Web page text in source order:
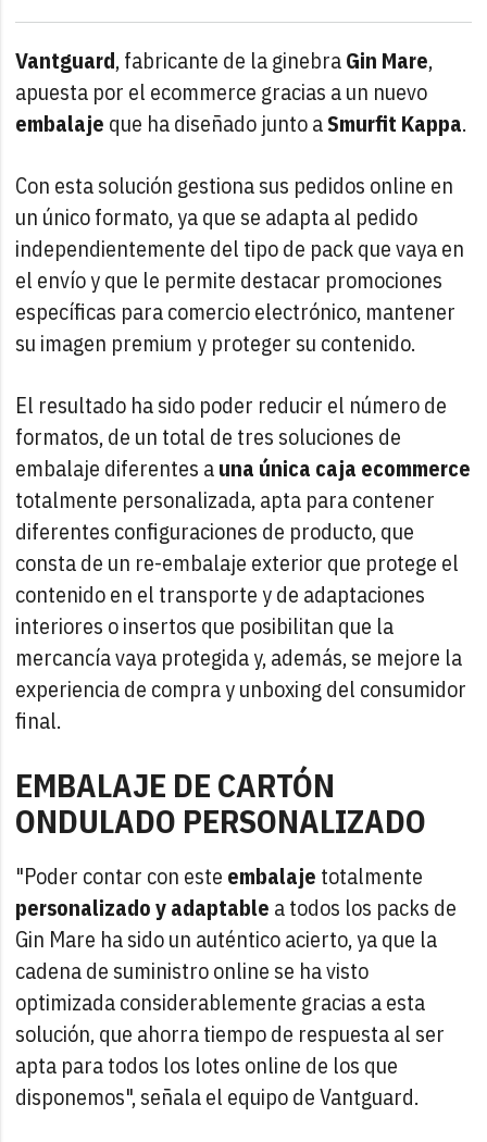
Vantguard, fabricante de la ginebraGin Mare,
apuesta por el ecommerce gracias a un nuevo
embalaje que ha diseñado junto aSmurfit Kappa.
Con esta solución gestiona sus pedidos online en
un único formato, ya que se adapta al pedido
independientemente del tipo de pack que vaya en
el envío y que le permite destacar promociones
específicas para comercio electrónico, mantener
su imagen premium y proteger su contenido.
El resultado ha sido poder reducir el número de
formatos, de un total de tres soluciones de
embalaje diferentes auna única caja ecommerce
totalmente personalizada, apta para contener
diferentes configuraciones de producto, que
consta de un re-embalaje exterior que protege el
contenido en el transporte y de adaptaciones
interiores o insertos que posibilitan que la
mercancía vaya protegida y, además, se mejore la
experiencia de compra y unboxing del consumidor
final.
EMBALAJE DE CARTÓN
ONDULADO PERSONALIZADO
"Poder contar con este embalaje totalmente
personalizado y adaptable a todos los packs de
Gin Mare ha sido un auténtico acierto, ya que la
cadena de suministro online se ha visto
optimizada considerablemente gracias a esta
solución, que ahorra tiempo de respuesta al ser
apta para todos los lotes online de los que
disponemos", señala el equipo de Vantguard.